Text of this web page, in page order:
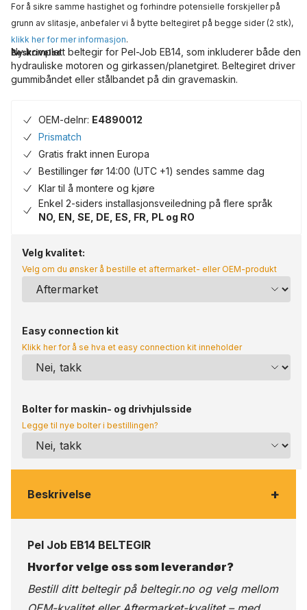
For å sikre samme hastighet og forhindre potensielle forskjeller på
grunn av slitasje, anbefaler vi å bytte beltegiret på begge sider (2 stk),
klikk her for mer informasjon.
Beskrivelse
Ny komplett beltegir for Pel-Job EB14, som inkluderer både den
hydrauliske motoren og girkassen/planetgiret. Beltegiret driver
gummibåndet eller stålbandet på din gravemaskin.
OEM-delnr: E4890012
Prismatch
Gratis frakt innen Europa
Bestillinger før 14:00 (UTC +1) sendes samme dag
Klar til å montere og kjøre
Enkel 2-siders installasjonsveiledning på flere språk
NO, EN, SE, DE, ES, FR, PL og RO
Velg kvalitet:
Velg om du ønsker å bestille et aftermarket- eller OEM-produkt
Easy connection kit
Klikk her for å se hva et easy connection kit inneholder
Bolter for maskin- og drivhjulsside
Legge til nye bolter i bestillingen?
Beskrivelse +
Pel Job EB14 BELTEGIR
Hvorfor velge oss som leverandør?
Bestill ditt beltegir på beltegir.no og velg mellom